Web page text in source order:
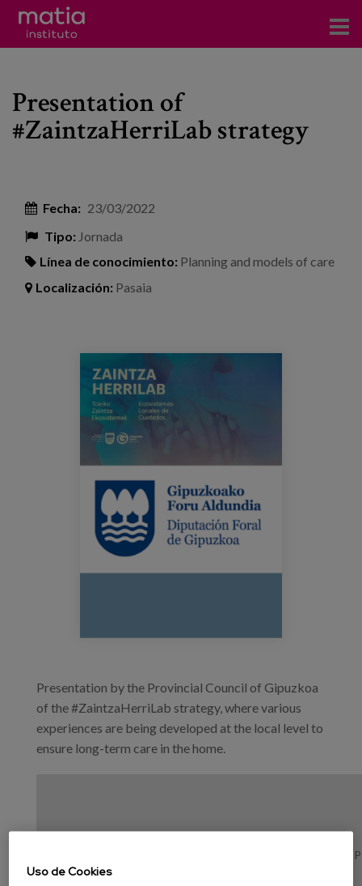
Investigación
Publicaciones
Consultoría
Formación
Eventos
Trabaja con nosotros
Presentation of
#ZaintzaHerriLab strategy
Fecha: 23/03/2022
Tipo: Jornada
Línea de conocimiento: Planning and models of care
Localización: Pasaia
ZaintzaHerriLab.png
Presentation by the Provincial Council of Gipuzkoa
of the #ZaintzaHerriLab strategy, where various
experiences are being developed at the local level to
ensure long-term care in the home.
Contenido bloqueado por su configuración de cookies.
Uso de Cookies